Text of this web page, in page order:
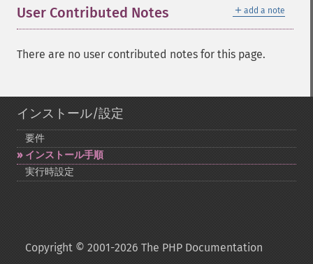
＋ add a note
User Contributed Notes
There are no user contributed notes for this page.
インストール/設定
要件
インストール手順
実行時設定
Copyright © 2001-2026 The PHP Documentation